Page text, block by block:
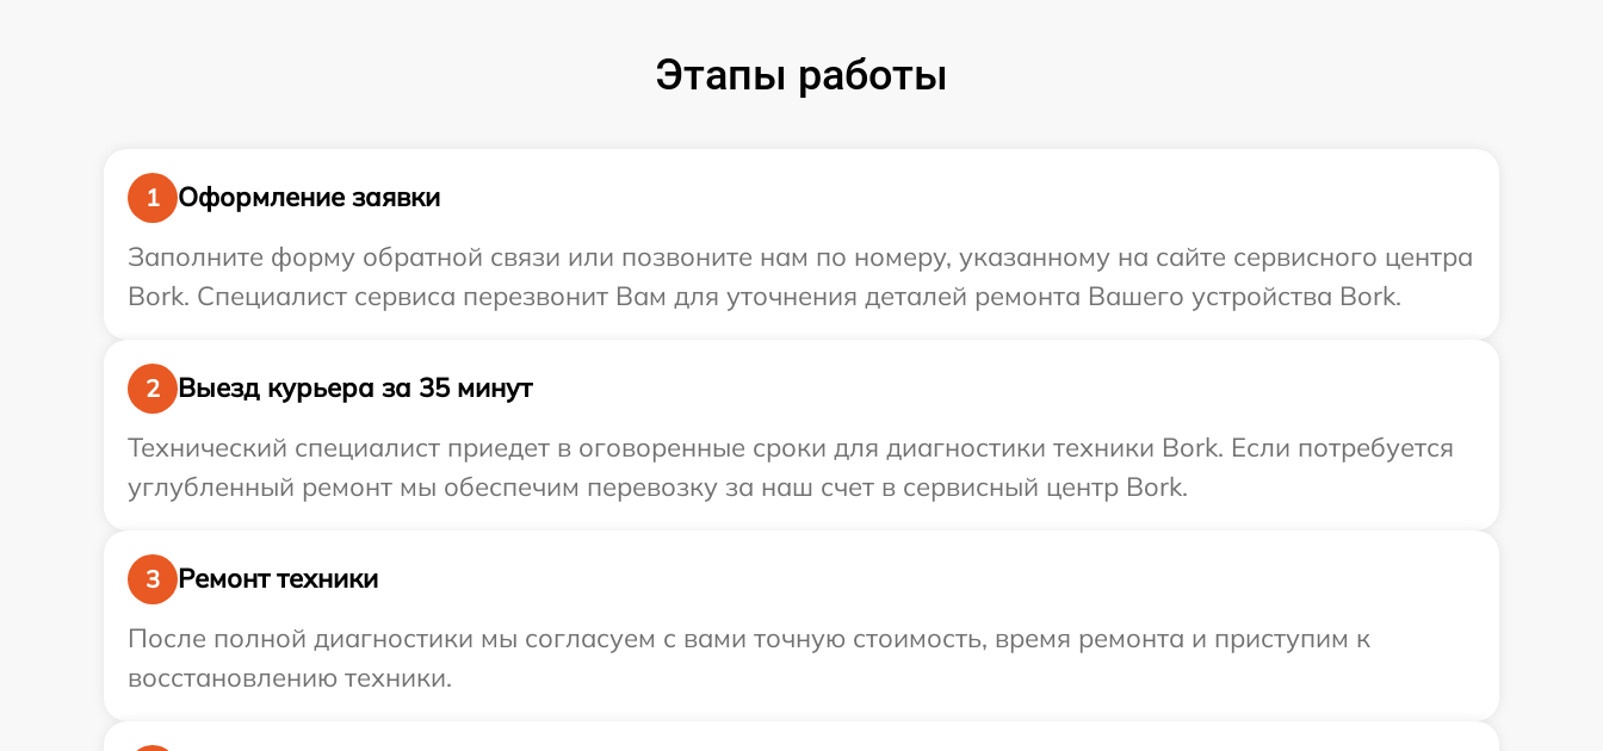
Этапы работы
1
Оформление заявки
Заполните форму обратной связи или позвоните нам по номеру, указанному на сайте сервисного центра
Bork. Специалист сервиса перезвонит Вам для уточнения деталей ремонта Вашего устройства Bork.
2
Выезд курьера за 35 минут
Технический специалист приедет в оговоренные сроки для диагностики техники Bork. Если потребуется
углубленный ремонт мы обеспечим перевозку за наш счет в сервисный центр Bork.
3
Ремонт техники
После полной диагностики мы согласуем с вами точную стоимость, время ремонта и приступим к
восстановлению техники.